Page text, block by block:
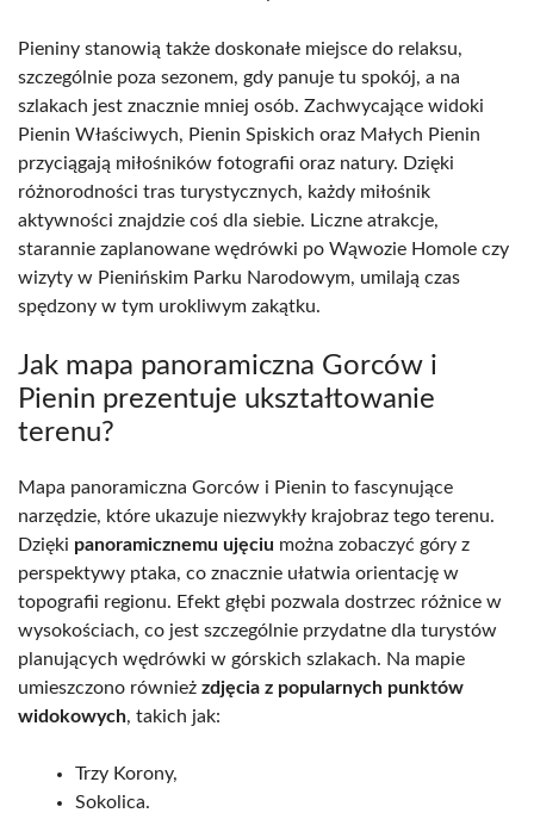
Pieniny stanowią także doskonałe miejsce do relaksu,
szczególnie poza sezonem, gdy panuje tu spokój, a na
szlakach jest znacznie mniej osób. Zachwycające widoki
Pienin Właściwych, Pienin Spiskich oraz Małych Pienin
przyciągają miłośników fotografii oraz natury. Dzięki
różnorodności tras turystycznych, każdy miłośnik
aktywności znajdzie coś dla siebie. Liczne atrakcje,
starannie zaplanowane wędrówki po Wąwozie Homole czy
wizyty w Pienińskim Parku Narodowym, umilają czas
spędzony w tym urokliwym zakątku.
Jak mapa panoramiczna Gorców i
Pienin prezentuje ukształtowanie
terenu?
Mapa panoramiczna Gorców i Pienin to fascynujące
narzędzie, które ukazuje niezwykły krajobraz tego terenu.
Dzięki panoramicznemu ujęciu można zobaczyć góry z
perspektywy ptaka, co znacznie ułatwia orientację w
topografii regionu. Efekt głębi pozwala dostrzec różnice w
wysokościach, co jest szczególnie przydatne dla turystów
planujących wędrówki w górskich szlakach. Na mapie
umieszczono również zdjęcia z popularnych punktów
widokowych, takich jak:
Trzy Korony,
Sokolica.